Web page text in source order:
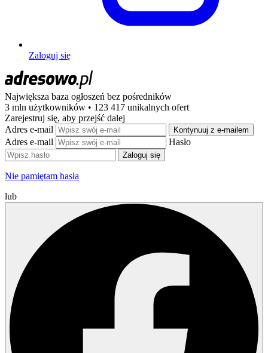
Zaloguj się
Największa baza ogłoszeń bez pośredników
3 mln użytkowników • 123 417 unikalnych ofert
Zarejestruj się, aby przejść dalej
Adres e-mail
Kontynuuj z e-mailem
Adres e-mail Hasło
Zaloguj się
Nie pamiętam hasła
lub